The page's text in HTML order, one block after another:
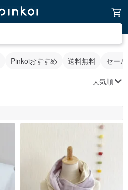
Pinkoiおすすめ 送料無料 セー
人気順